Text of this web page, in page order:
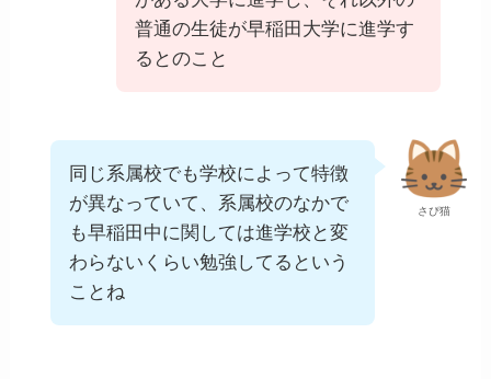
普通の生徒が早稲田大学に進学す
るとのこと
さぴ猫
同じ系属校でも学校によって特徴
が異なっていて、系属校のなかで
も早稲田中に関しては進学校と変
わらないくらい勉強してるという
ことね